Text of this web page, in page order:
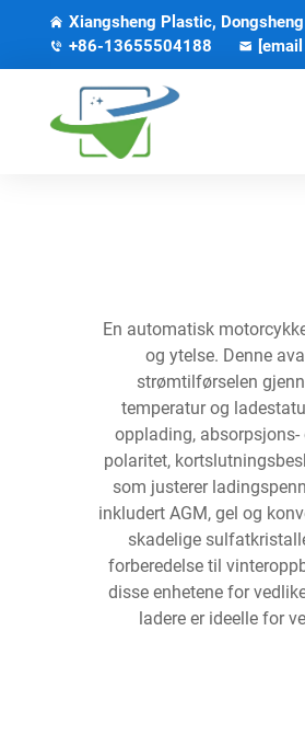
Xiangsheng Plastic,
+86-13655504188
En automatisk
og ytelse. Denne
strømtilførselen
temperatur og
opplading,
polaritet,
som justerer
inkludert AGM, gel og
skadelige
forberedelse til
disse enhetene for
ladere er ideelle for